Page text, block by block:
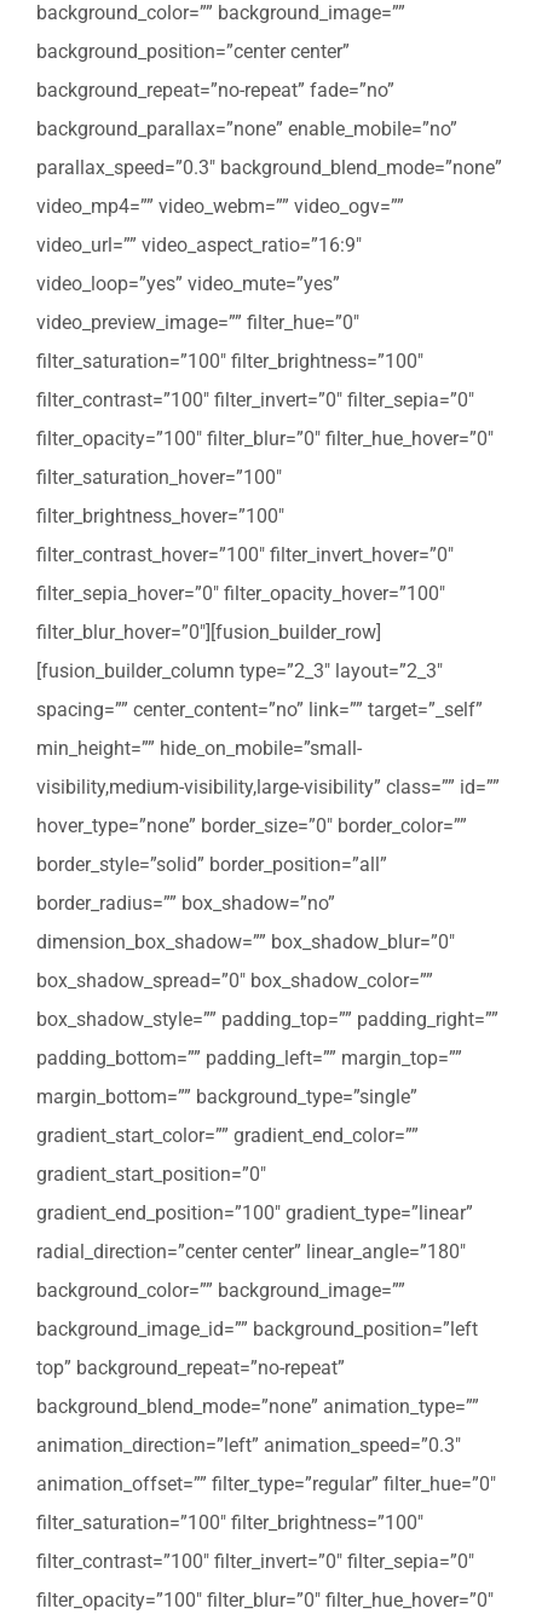
background_color=”” background_image=””
background_position=”center center”
background_repeat=”no-repeat” fade=”no”
background_parallax=”none” enable_mobile=”no”
parallax_speed=”0.3″ background_blend_mode=”none”
video_mp4=”” video_webm=”” video_ogv=””
video_url=”” video_aspect_ratio=”16:9″
video_loop=”yes” video_mute=”yes”
video_preview_image=”” filter_hue=”0″
filter_saturation=”100″ filter_brightness=”100″
filter_contrast=”100″ filter_invert=”0″ filter_sepia=”0″
filter_opacity=”100″ filter_blur=”0″ filter_hue_hover=”0″
filter_saturation_hover=”100″
filter_brightness_hover=”100″
filter_contrast_hover=”100″ filter_invert_hover=”0″
filter_sepia_hover=”0″ filter_opacity_hover=”100″
filter_blur_hover=”0″][fusion_builder_row]
[fusion_builder_column type=”2_3″ layout=”2_3″
spacing=”” center_content=”no” link=”” target=”_self”
min_height=”” hide_on_mobile=”small-
visibility,medium-visibility,large-visibility” class=”” id=””
hover_type=”none” border_size=”0″ border_color=””
border_style=”solid” border_position=”all”
border_radius=”” box_shadow=”no”
dimension_box_shadow=”” box_shadow_blur=”0″
box_shadow_spread=”0″ box_shadow_color=””
box_shadow_style=”” padding_top=”” padding_right=””
padding_bottom=”” padding_left=”” margin_top=””
margin_bottom=”” background_type=”single”
gradient_start_color=”” gradient_end_color=””
gradient_start_position=”0″
gradient_end_position=”100″ gradient_type=”linear”
radial_direction=”center center” linear_angle=”180″
background_color=”” background_image=””
background_image_id=”” background_position=”left
top” background_repeat=”no-repeat”
background_blend_mode=”none” animation_type=””
animation_direction=”left” animation_speed=”0.3″
animation_offset=”” filter_type=”regular” filter_hue=”0″
filter_saturation=”100″ filter_brightness=”100″
filter_contrast=”100″ filter_invert=”0″ filter_sepia=”0″
filter_opacity=”100″ filter_blur=”0″ filter_hue_hover=”0″